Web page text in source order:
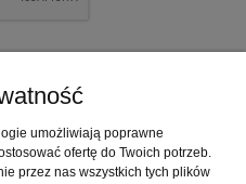
umożliwiają poprawne
ofertę do Twoich potrzeb.
przez nas wszystkich tych plików